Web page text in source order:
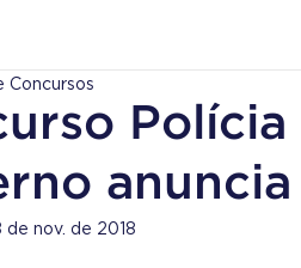
Polícia
Concursos
de nov. de 2018